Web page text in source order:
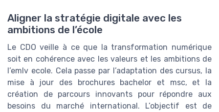
Aligner la stratégie digitale avec les
ambitions de l’école
Le CDO veille à ce que la transformation numérique
soit en cohérence avec les valeurs et les ambitions de
l’emlv ecole. Cela passe par l’adaptation des cursus, la
mise à jour des brochures bachelor et msc, et la
création de parcours innovants pour répondre aux
besoins du marché international. L’objectif est de